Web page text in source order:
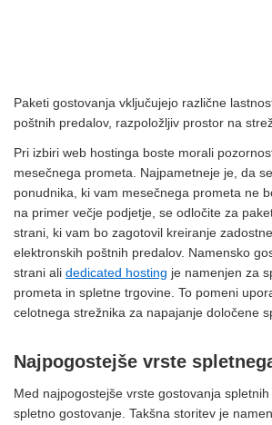
Paketi gostovanja vključujejo različne
poštnih predalov, razpoložljiv prostor na
Pri izbiri web hostinga boste morali
mesečnega prometa. Najpametneje je, da
ponudnika, ki vam mesečnega prometa ne
na primer večje podjetje, se odločite za
strani, ki vam bo zagotovil kreiranje
elektronskih poštnih predalov. Namensko
strani ali dedicated hosting je namenjen za
prometa in spletne trgovine. To pomeni
celotnega strežnika za napajanje določene
Najpogostejše vrste
Med najpogostejše vrste gostovanja
spletno gostovanje. Takšna storitev je